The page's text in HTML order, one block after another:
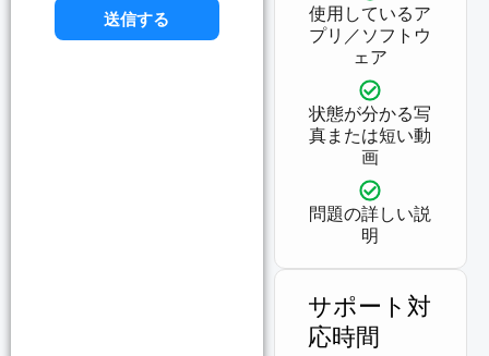
送信する
使用しているア
プリ／ソフトウ
ェア
状態が分かる写
真または短い動
画
問題の詳しい説
明
サポート対
応時間